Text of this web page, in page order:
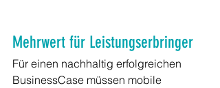
Mehrwert für Leistungserbringer
Für einen nachhaltig erfolgreichen
BusinessCase müssen mobile